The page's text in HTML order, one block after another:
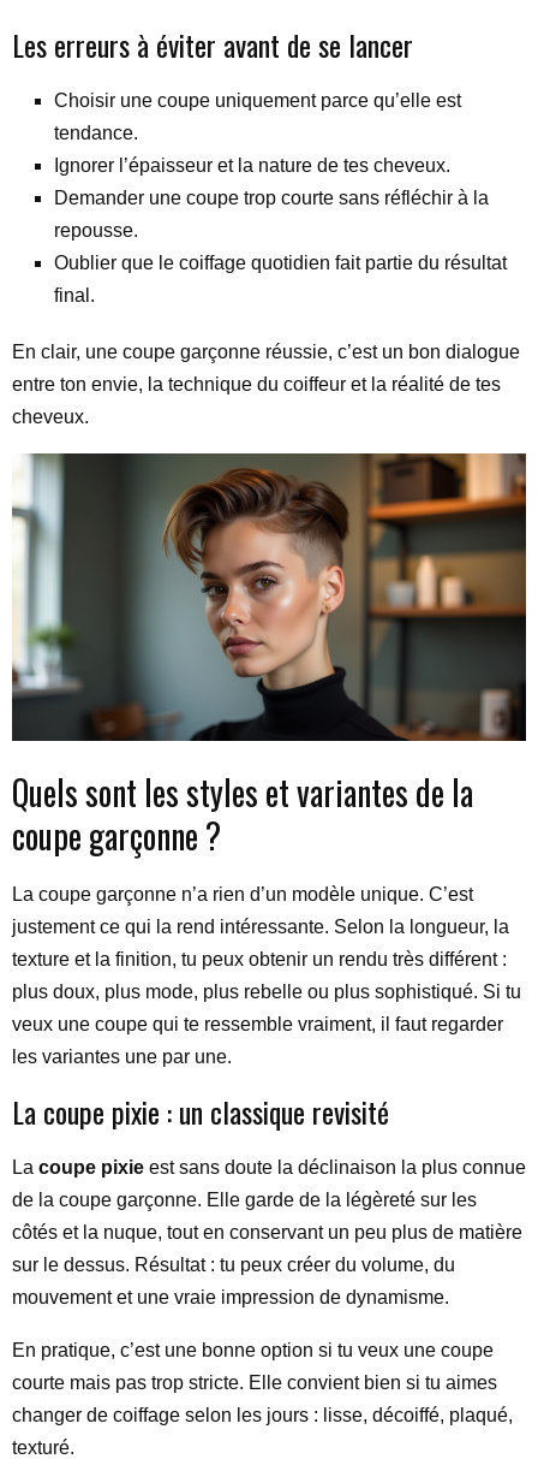
Les erreurs à éviter avant de se lancer
Choisir une coupe uniquement parce qu’elle est
tendance.
Ignorer l’épaisseur et la nature de tes cheveux.
Demander une coupe trop courte sans réfléchir à la
repousse.
Oublier que le coiffage quotidien fait partie du résultat
final.
En clair, une coupe garçonne réussie, c’est un bon dialogue
entre ton envie, la technique du coiffeur et la réalité de tes
cheveux.
Quels sont les styles et variantes de la
coupe garçonne ?
La coupe garçonne n’a rien d’un modèle unique. C’est
justement ce qui la rend intéressante. Selon la longueur, la
texture et la finition, tu peux obtenir un rendu très différent :
plus doux, plus mode, plus rebelle ou plus sophistiqué. Si tu
veux une coupe qui te ressemble vraiment, il faut regarder
les variantes une par une.
La coupe pixie : un classique revisité
La coupe pixie est sans doute la déclinaison la plus connue
de la coupe garçonne. Elle garde de la légèreté sur les
côtés et la nuque, tout en conservant un peu plus de matière
sur le dessus. Résultat : tu peux créer du volume, du
mouvement et une vraie impression de dynamisme.
En pratique, c’est une bonne option si tu veux une coupe
courte mais pas trop stricte. Elle convient bien si tu aimes
changer de coiffage selon les jours : lisse, décoiffé, plaqué,
texturé.